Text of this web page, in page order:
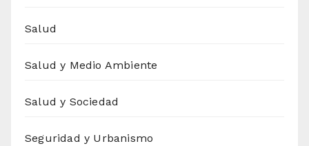
Salud
Salud y Medio Ambiente
Salud y Sociedad
Seguridad y Urbanismo